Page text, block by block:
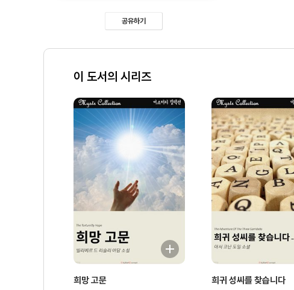
공유하기
이 도서의 시리즈
희망 고문 희귀 성씨를 찾습니다